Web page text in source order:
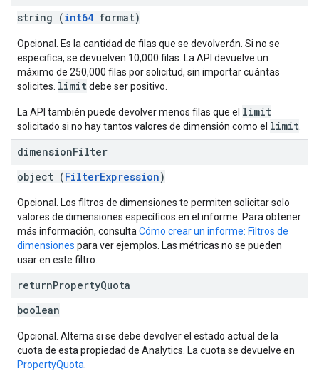
string (int64 format)
Opcional. Es la cantidad de filas que se devolverán. Si no se
especifica, se devuelven 10,000 filas. La API devuelve un
máximo de 250,000 filas por solicitud, sin importar cuántas
solicites. limitdebe ser positivo.
La API también puede devolver menos filas que el limit
solicitado si no hay tantos valores de dimensión como el limit
dimensionFilter
object (FilterExpression)
Opcional. Los filtros de dimensiones te permiten solicitar solo
valores de dimensiones específicos en el informe. Para obtener
más información, consulta Cómo crear un informe: Filtros de
dimensiones para ver ejemplos. Las métricas no se pueden
usar en este filtro.
returnPropertyQuota
boolean
Opcional. Alterna si se debe devolver el estado actual de la
cuota de esta propiedad de Analytics. La cuota se devuelve en
PropertyQuota